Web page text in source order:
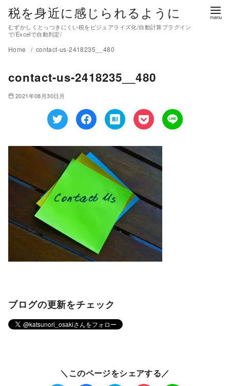
税を身近に感じられるように
むずかしくとっつきにくい税をビジュアライズ化/自動計算プラグイン
で/Excelで自動判定/
Home contact-us-2418235__480
contact-us-2418235__480
2021年08月30日月
ブログの更新をチェック
＼このページをシェアする／